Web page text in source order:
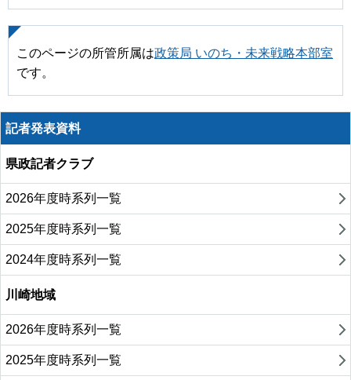
このページの所管所属は政策局 いのち・未来戦略本部室
です。
記者発表資料
県政記者クラブ
2026年度時系列一覧
2025年度時系列一覧
2024年度時系列一覧
川崎地域
2026年度時系列一覧
2025年度時系列一覧